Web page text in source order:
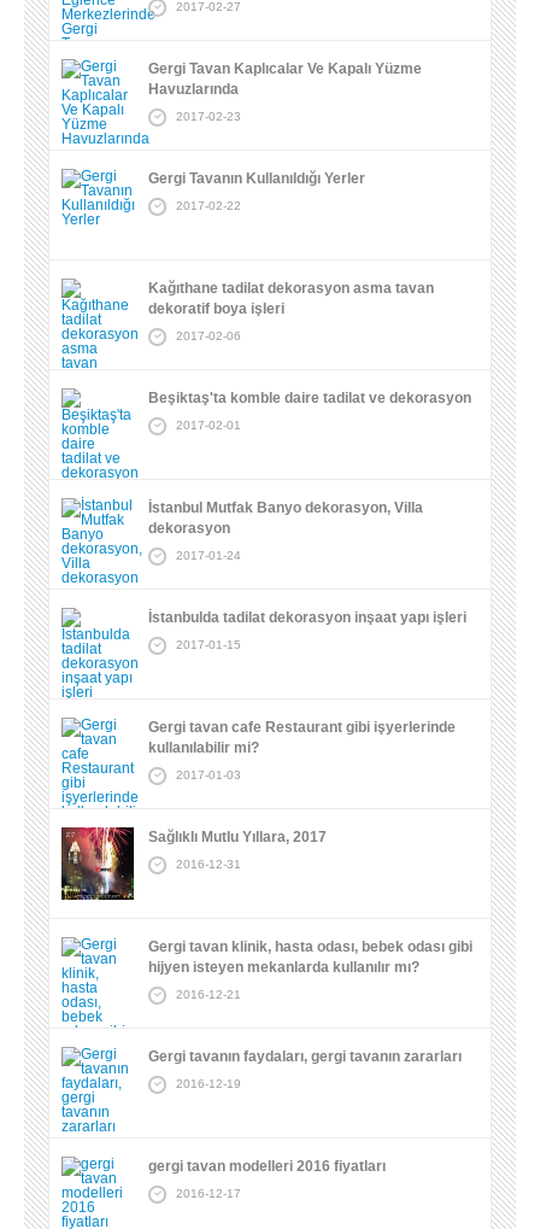
2017-02-27
Gergi Tavan Kaplıcalar Ve Kapalı Yüzme
Havuzlarında
2017-02-23
Gergi Tavanın Kullanıldığı Yerler
2017-02-22
Kağıthane tadilat dekorasyon asma tavan
dekoratif boya işleri
2017-02-06
Beşiktaş'ta komble daire tadilat ve dekorasyon
2017-02-01
İstanbul Mutfak Banyo dekorasyon, Villa
dekorasyon
2017-01-24
İstanbulda tadilat dekorasyon inşaat yapı işleri
2017-01-15
Gergi tavan cafe Restaurant gibi işyerlerinde
kullanılabilir mi?
2017-01-03
Sağlıklı Mutlu Yıllara, 2017
2016-12-31
Gergi tavan klinik, hasta odası, bebek odası gibi
hijyen isteyen mekanlarda kullanılır mı?
2016-12-21
Gergi tavanın faydaları, gergi tavanın zararları
2016-12-19
gergi tavan modelleri 2016 fiyatları
2016-12-17